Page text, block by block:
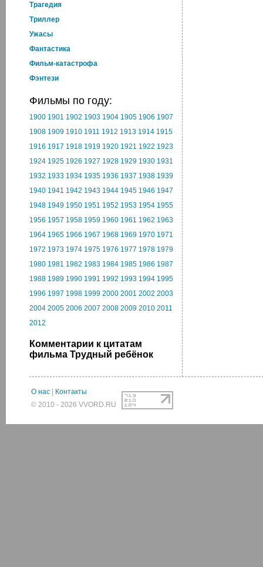
Трагедия
Триллер
Ужасы
Фантастика
Фильм-катастрофа
Фэнтези
Фильмы по году:
1900 1901 1902 1903 1904 1905 1906 1907
1908 1909 1910 1911 1912 1913 1914 1915
1916 1917 1918 1919 1920 1921 1922 1923
1924 1925 1926 1927 1928 1929 1930 1931
1932 1933 1934 1935 1936 1937 1938 1939
1940 1941 1942 1943 1944 1945 1946 1947
1948 1949 1950 1951 1952 1953 1954 1955
1956 1957 1958 1959 1960 1961 1962 1963
1964 1965 1966 1967 1968 1969 1970 1971
1972 1973 1974 1975 1976 1977 1978 1979
1980 1981 1982 1983 1984 1985 1986 1987
1988 1989 1990 1991 1992 1993 1994 1995
1996 1997 1998 1999 2000 2001 2002 2003
2004 2005 2006 2007 2008 2009 2010 2011
2012
Комментарии к цитатам
фильма Трудный ребёнок
О нас
Контакты
© 2010 - 2026 VVORD.RU